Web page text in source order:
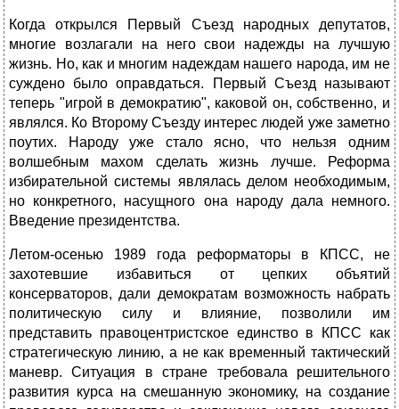
Когда открылся Первый Съезд народных депутатов,
многие возлагали на него свои надежды на лучшую
жизнь. Но, как и многим надеждам нашего народа, им не
суждено было оправдаться. Первый Съезд называют
теперь "игрой в демократию", каковой он, собственно, и
являлся. Ко Второму Съезду интерес людей уже заметно
поутих. Народу уже стало ясно, что нельзя одним
волшебным махом сделать жизнь лучше. Реформа
избирательной системы являлась делом необходимым,
но конкретного, насущного она народу дала немного.
Введение президентства.
Летом-осенью 1989 года реформаторы в КПСС, не
захотевшие избавиться от цепких объятий
консерваторов, дали демократам возможность набрать
политическую силу и влияние, позволили им
представить правоцентристское единство в КПСС как
стратегическую линию, а не как временный тактический
маневр. Ситуация в стране требовала решительного
развития курса на смешанную экономику, на создание